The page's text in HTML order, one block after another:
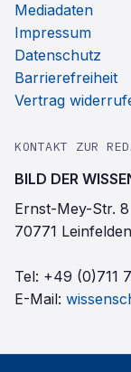
Mediadaten
Impressum
Datenschutz
Barrierefreiheit
Vertrag
KONTAKT ZUR
BILD DER
Ernst-Mey-Str. 8
70771
Tel: +49 (0)711
E-Mail: